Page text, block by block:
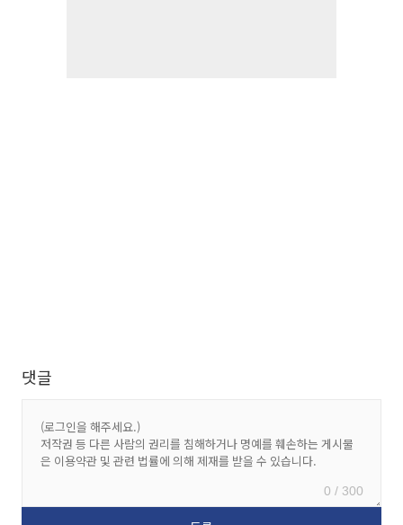
댓글
0 / 300